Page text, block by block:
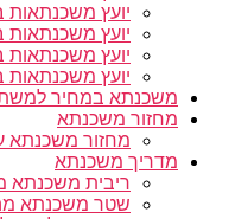
יועץ משכנתאות
יועץ משכנתאות
יועץ משכנתאות
יועץ משכנתאות
משכנתא במחיר
מחזור משכנתא
מחזור משכנתא
מדריך משכנתא
ריבית משכנתא
שטר משכנתא מה